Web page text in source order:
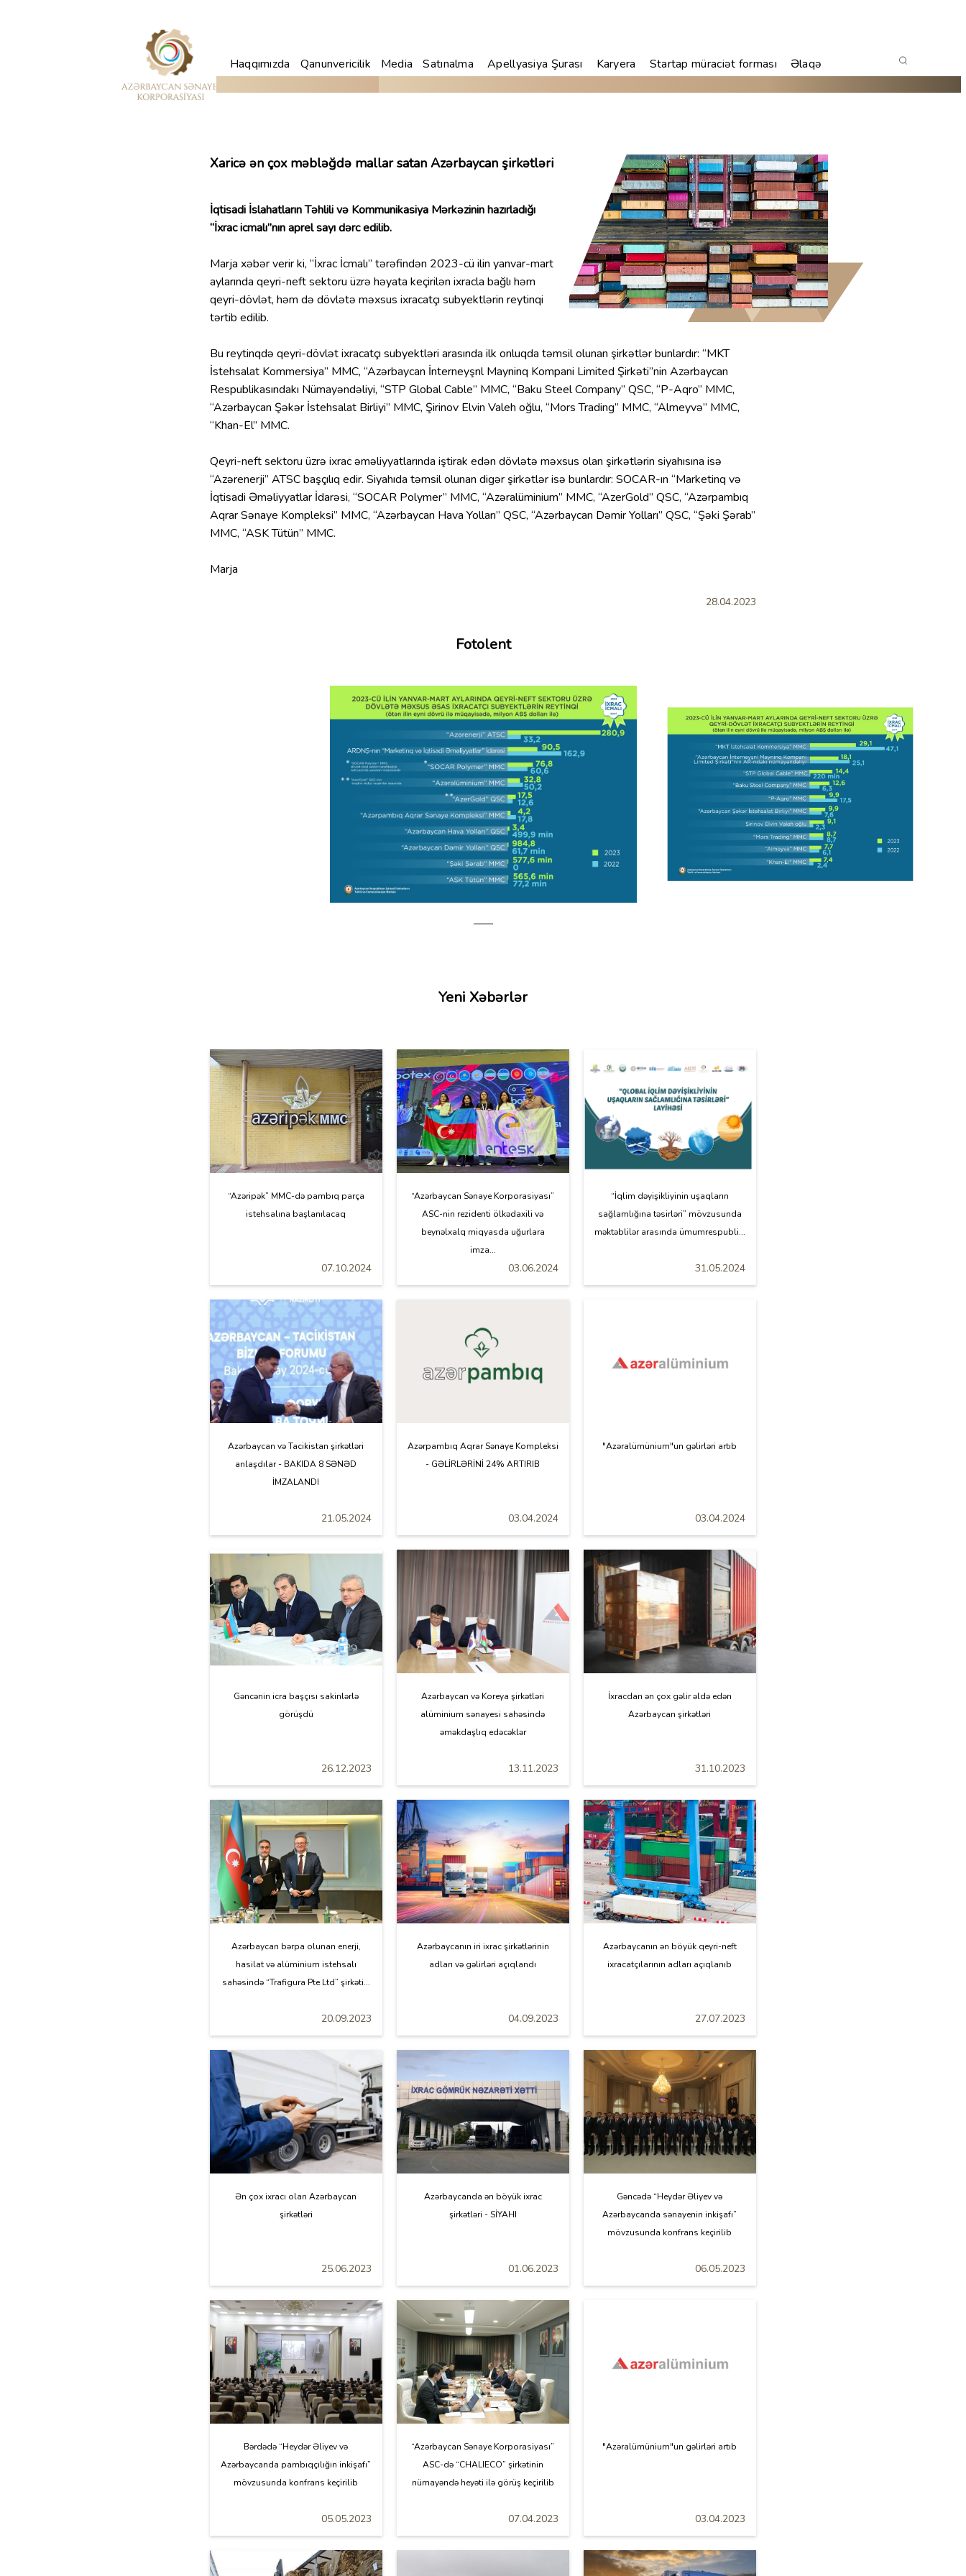
Haqqımızda Qanunvericilik Media Satınalma Apellyasiya Şurası Karyera Startap müraciət forması Əlaqə
Xaricə ən çox məbləğdə mallar satan Azərbaycan şirkətləri
İqtisadi İslahatların Təhlili və Kommunikasiya Mərkəzinin hazırladığı
“İxrac icmalı”nın aprel sayı dərc edilib.
Marja xəbər verir ki, “İxrac İcmalı” tərəfindən 2023-cü ilin yanvar-mart
aylarında qeyri-neft sektoru üzrə həyata keçirilən ixracla bağlı həm
qeyri-dövlət, həm də dövlətə məxsus ixracatçı subyektlərin reytinqi
tərtib edilib.
Bu reytinqdə qeyri-dövlət ixracatçı subyektləri arasında ilk onluqda təmsil olunan şirkətlər bunlardır: “MKT
İstehsalat Kommersiya” MMC, “Azərbaycan İnterneyşnl Mayninq Kompani Limited Şirkəti”nin Azərbaycan
Respublikasındakı Nümayəndəliyi, “STP Global Cable” MMC, “Baku Steel Company” QSC, “P-Aqro” MMC,
“Azərbaycan Şəkər İstehsalat Birliyi” MMC, Şirinov Elvin Valeh oğlu, “Mors Trading” MMC, “Almeyvə” MMC,
“Khan-El” MMC.
Qeyri-neft sektoru üzrə ixrac əməliyyatlarında iştirak edən dövlətə məxsus olan şirkətlərin siyahısına isə
“Azərenerji” ATSC başçılıq edir. Siyahıda təmsil olunan digər şirkətlər isə bunlardır: SOCAR-ın “Marketinq və
İqtisadi Əməliyyatlar İdarəsi, “SOCAR Polymer” MMC, “Azəralüminium” MMC, “AzerGold” QSC, “Azərpambıq
Aqrar Sənaye Kompleksi” MMC, “Azərbaycan Hava Yolları” QSC, “Azərbaycan Dəmir Yolları” QSC, “Şəki Şərab”
MMC, “ASK Tütün” MMC.
Marja
28.04.2023
Fotolent
Yeni Xəbərlər
“Azəripək” MMC-də pambıq parça
istehsalına başlanılacaq
07.10.2024
“Azərbaycan Sənaye Korporasiyası”
ASC-nin rezidenti ölkədaxili və
beynəlxalq miqyasda uğurlara
imza...
03.06.2024
“İqlim dəyişikliyinin uşaqların
sağlamlığına təsirləri” mövzusunda
məktəblilər arasında ümumrespubli...
31.05.2024
Azərbaycan və Tacikistan şirkətləri
anlaşdılar - BAKIDA 8 SƏNƏD
İMZALANDI
21.05.2024
Azərpambıq Aqrar Sənaye Kompleksi
- GƏLİRLƏRİNİ 24% ARTIRIB
03.04.2024
"Azəralümünium"un gəlirləri artıb
03.04.2024
Gəncənin icra başçısı sakinlərlə
görüşdü
26.12.2023
Azərbaycan və Koreya şirkətləri
alüminium sənayesi sahəsində
əməkdaşlıq edəcəklər
13.11.2023
İxracdan ən çox gəlir əldə edən
Azərbaycan şirkətləri
31.10.2023
Azərbaycan bərpa olunan enerji,
hasilat və alüminium istehsalı
sahəsində “Trafigura Pte Ltd” şirkəti...
20.09.2023
Azərbaycanın iri ixrac şirkətlərinin
adları və gəlirləri açıqlandı
04.09.2023
Azərbaycanın ən böyük qeyri-neft
ixracatçılarının adları açıqlanıb
27.07.2023
Ən çox ixracı olan Azərbaycan
şirkətləri
25.06.2023
Azərbaycanda ən böyük ixrac
şirkətləri - SİYAHI
01.06.2023
Gəncədə “Heydər Əliyev və
Azərbaycanda sənayenin inkişafı”
mövzusunda konfrans keçirilib
06.05.2023
Bərdədə “Heydər Əliyev və
Azərbaycanda pambıqçılığın inkişafı”
mövzusunda konfrans keçirilib
05.05.2023
“Azərbaycan Sənaye Korporasiyası”
ASC-də “CHALIECO” şirkətinin
nümayəndə heyəti ilə görüş keçirilib
07.04.2023
"Azəralümünium"un gəlirləri artıb
03.04.2023